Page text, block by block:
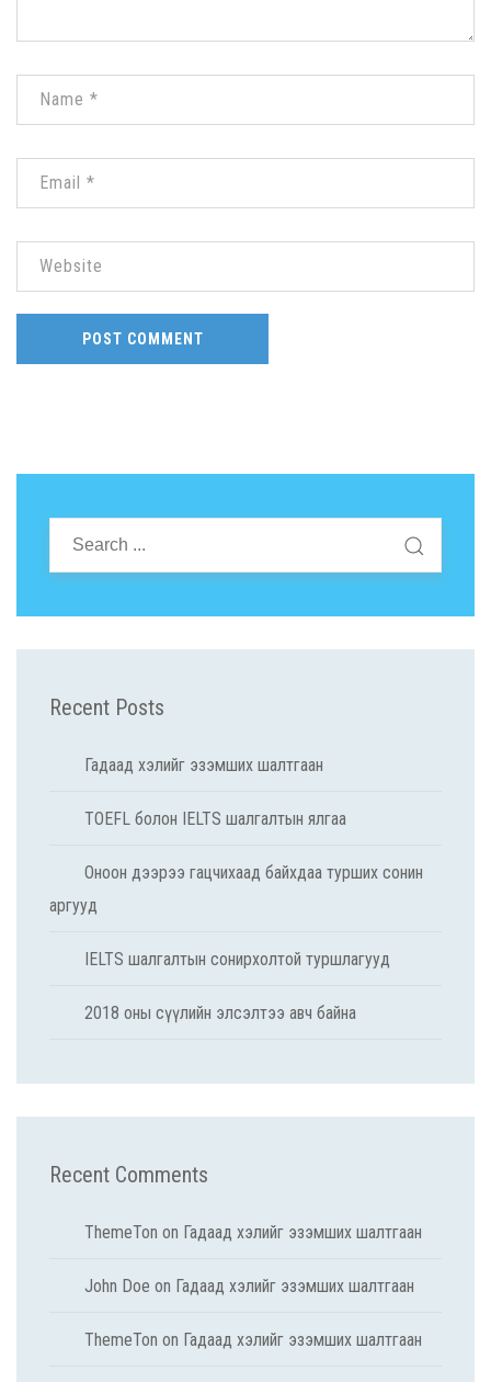
Recent Posts
Гадаад хэлийг эзэмших шалтгаан
TOEFL болон IELTS шалгалтын ялгаа
Оноон дээрээ гацчихаад байхдаа турших сонин
аргууд
IELTS шалгалтын сонирхолтой туршлагууд
2018 оны сүүлийн элсэлтээ авч байна
Recent Comments
ThemeTon on Гадаад хэлийг эзэмших шалтгаан
John Doe on Гадаад хэлийг эзэмших шалтгаан
ThemeTon on Гадаад хэлийг эзэмших шалтгаан